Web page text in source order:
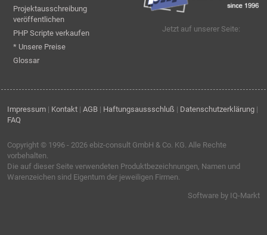
Projektausschreibung
veröffentlichen
PHP Scripte verkaufen
* Unsere Preise
Glossar
Jetzt auf unserer Seite:
Impressum | Kontakt | AGB | Haftungsaussschluß | Datenschutzerklärung |
FAQ
Copyright © 1996 - 2026 ebiz-consult GmbH & Co. KG. Alle Rechte
vorbehalten.
Die auf dieser Seite verwendeten Produktbezeichnungen, Namen und
Warenzeichen sind Eigentum der jeweiligen Firmen.
Software by IQ-Markt